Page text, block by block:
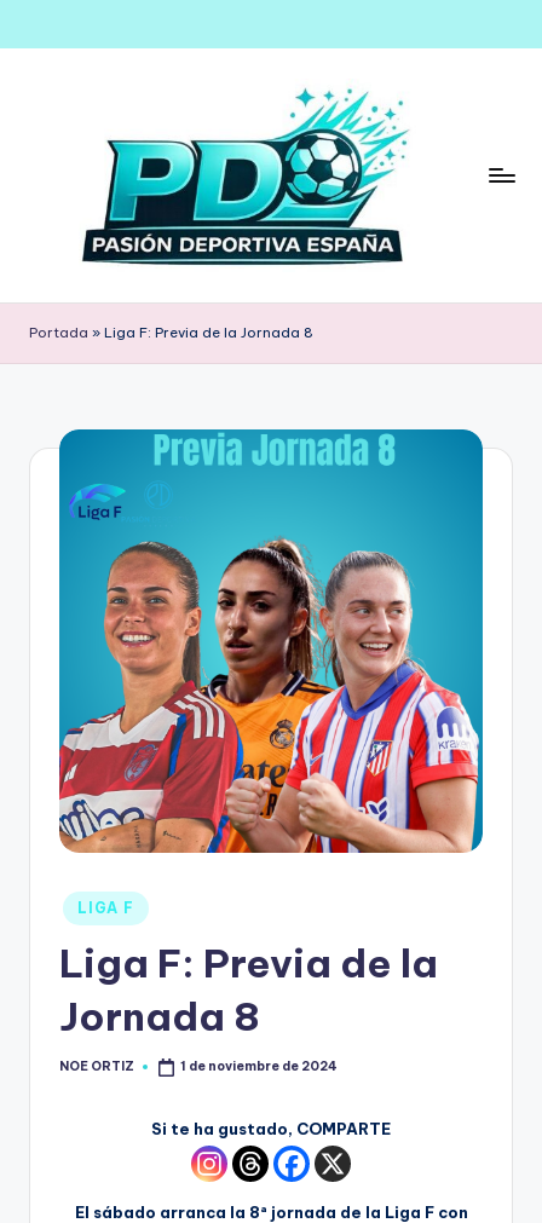
Saltar
Portada » Liga F: Previa de la Jornada 8
LIGA F
Liga F: Previa de la
Jornada 8
NOE ORTIZ 1 de noviembre de 2024
Si te ha gustado, COMPARTE
El sábado arranca la 8ª jornada de la Liga F con